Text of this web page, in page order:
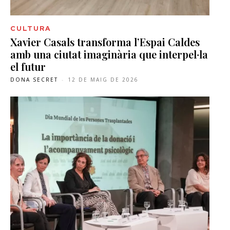
CULTURA
Xavier Casals transforma l’Espai Caldes
amb una ciutat imaginària que interpel·la
el futur
DONA SECRET - 12 DE MAIG DE 2026